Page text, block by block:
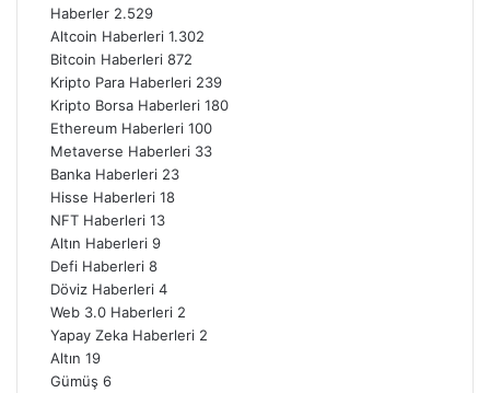
Haberler 2.529
Altcoin Haberleri 1.302
Bitcoin Haberleri 872
Kripto Para Haberleri 239
Kripto Borsa Haberleri 180
Ethereum Haberleri 100
Metaverse Haberleri 33
Banka Haberleri 23
Hisse Haberleri 18
NFT Haberleri 13
Altın Haberleri 9
Defi Haberleri 8
Döviz Haberleri 4
Web 3.0 Haberleri 2
Yapay Zeka Haberleri 2
Altın 19
Gümüş 6